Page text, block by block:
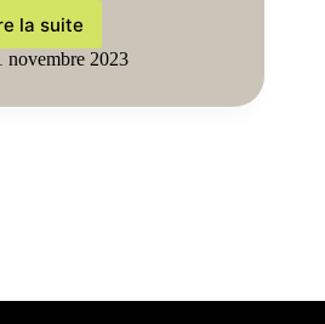
la suite
novembre 2023